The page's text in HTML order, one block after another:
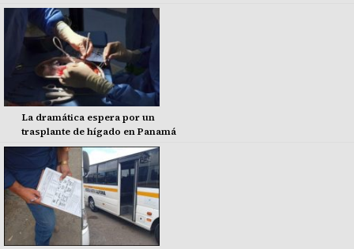
La dramática espera por un
trasplante de hígado en Panamá